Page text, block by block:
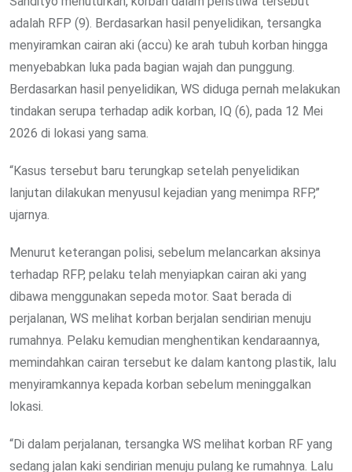
adalah RFP (9). Berdasarkan hasil penyelidikan, tersangka
menyiramkan cairan aki (accu) ke arah tubuh korban hingga
menyebabkan luka pada bagian wajah dan punggung.
Berdasarkan hasil penyelidikan, WS diduga pernah melakukan
tindakan serupa terhadap adik korban, IQ (6), pada 12 Mei
2026 di lokasi yang sama.
“Kasus tersebut baru terungkap setelah penyelidikan
lanjutan dilakukan menyusul kejadian yang menimpa RFP,”
ujarnya.
Menurut keterangan polisi, sebelum melancarkan aksinya
terhadap RFP, pelaku telah menyiapkan cairan aki yang
dibawa menggunakan sepeda motor. Saat berada di
perjalanan, WS melihat korban berjalan sendirian menuju
rumahnya. Pelaku kemudian menghentikan kendaraannya,
memindahkan cairan tersebut ke dalam kantong plastik, lalu
menyiramkannya kepada korban sebelum meninggalkan
lokasi.
“Di dalam perjalanan, tersangka WS melihat korban RF yang
sedang jalan kaki sendirian menuju pulang ke rumahnya. Lalu